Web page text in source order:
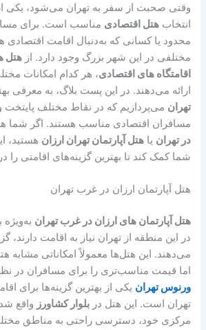
وقتی صحبت از سفر به تهران می‌شود، یکی
انتخابهتل اقتصادی مناسب است. برای
محدود یا کسانی که به‌دنبال اقامت اقتصادی
مختلفی در این شهر بزرگ وجود دارد. ازهتل
اقامتگاه های اقتصادی، هر کدام امکانات
ارائه می‌دهند. در این پست بلاگ، به معرفی
تهران می‌پردازیم که در نقاط مختلف پایتخت
مسافران اقتصادی مناسب هستند. اگر شما
در تهران یاهتل آپارتمان تهران ارزان هستید،
شما کمک کند تا بهترین گزینه‌های اقامتی را در
هتل آپارتمان ارزان در غرب تهران
هتل آپارتمان های ارزان در غرب تهران
در این منطقه از تهران نیاز به اقامت دارند،
می‌دهند. این هتل‌ها معمولاً امکاناتی مشابه
اما قیمت مناسب‌تری را برای مسافران در
ورنوس تهران یکی از بهترین گزینه‌ها برای
تهران است. این هتل دربلوار کشاورز واقع
مرکزی خود، دسترسی راحتی به مناطق